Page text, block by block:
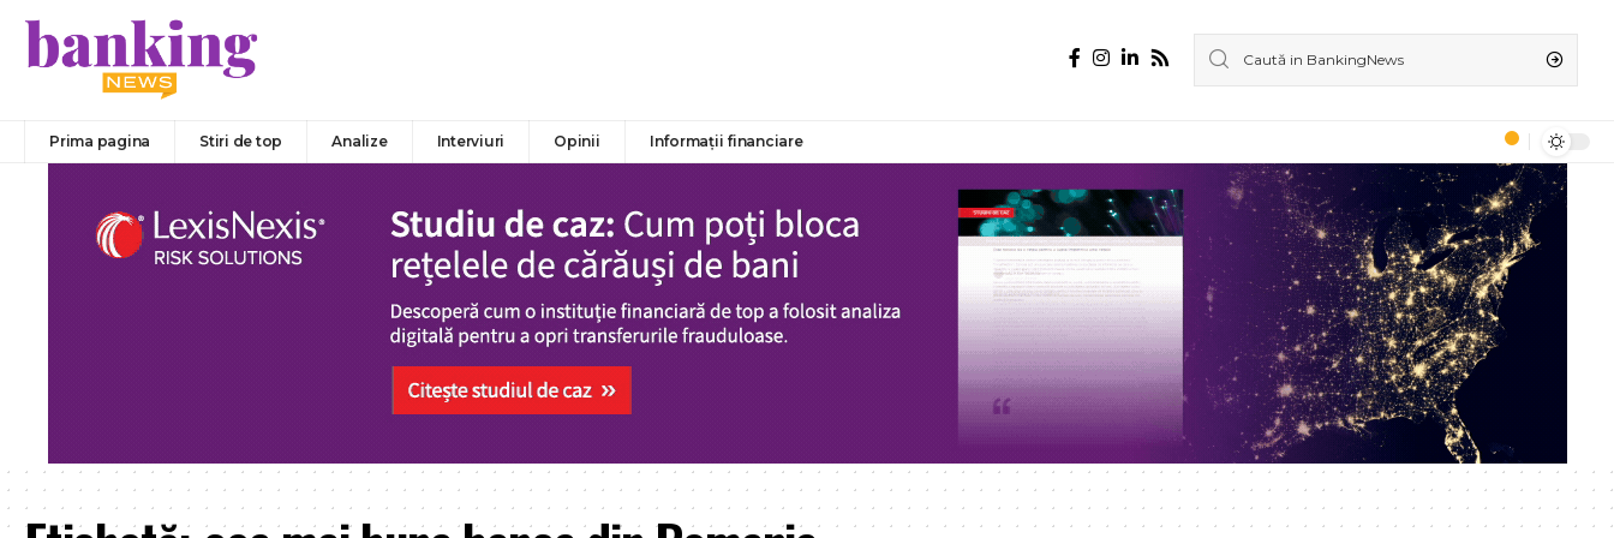
Prima pagina Stiri de top Analize Interviuri Opinii Informații financiare